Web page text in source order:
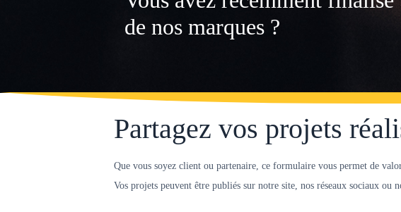
de nos marques ?
Partagez vos projets
Que vous soyez client ou partenaire, ce formulaire vous permet de
Vos projets peuvent être publiés sur notre site, nos réseaux sociaux ou